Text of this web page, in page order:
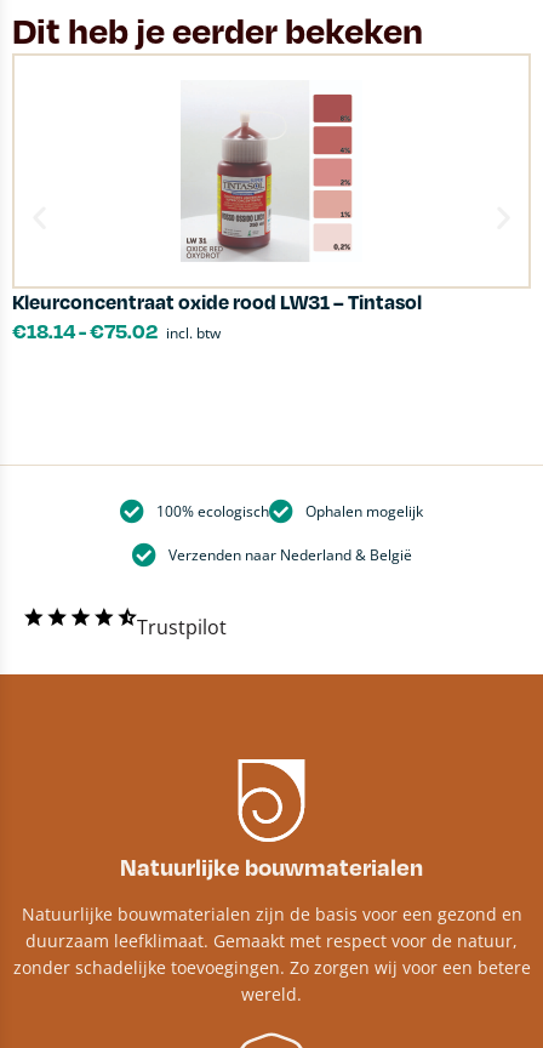
Dit heb je eerder bekeken
Kleurconcentraat oxide rood LW31 – Tintasol
€18.14-€75.02 incl. btw
100% ecologisch Ophalen mogelijk
Verzenden naar Nederland & België
Trustpilot
Natuurlijke bouwmaterialen
Natuurlijke bouwmaterialen zijn de basis voor een gezond en
duurzaam leefklimaat. Gemaakt met respect voor de natuur,
zonder schadelijke toevoegingen. Zo zorgen wij voor een betere
wereld.